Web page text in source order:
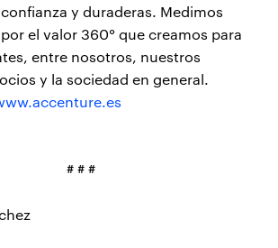
y duraderas. Medimos
el valor 360° que creamos para
entre nosotros, nuestros
y la sociedad en general.
# # #